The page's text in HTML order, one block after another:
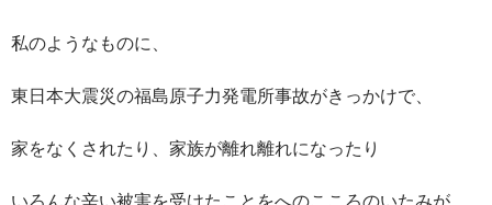
私のようなものに、
東日本大震災の福島原子力発電所事故がきっかけで、
家をなくされたり、家族が離れ離れになったり
いろんな辛い被害を受けたことをへのこころのいたみが